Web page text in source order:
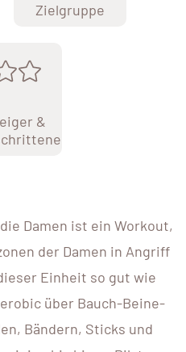
Zielgruppe
&
Damen ist ein Workout,
der Damen in Angriff
Einheit so gut wie
über Bauch-Beine-
Bändern, Sticks und